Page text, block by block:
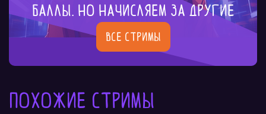
баллы. Но начисляем за другие
Все стримы
Похожие стримы